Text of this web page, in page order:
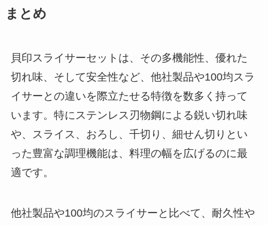
まとめ
貝印スライサーセットは、その多機能性、優れた
切れ味、そして安全性など、他社製品や100均スラ
イサーとの違いを際立たせる特徴を数多く持って
います。特にステンレス刃物鋼による鋭い切れ味
や、スライス、おろし、千切り、細せん切りとい
った豊富な調理機能は、料理の幅を広げるのに最
適です。
他社製品や100均のスライサーと比べて、耐久性や